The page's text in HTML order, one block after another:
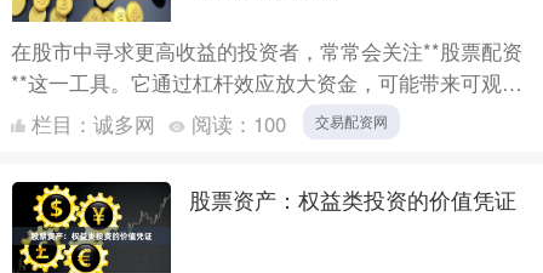
在股市中寻求更高收益的投资者，常常会关注**股票配资
**这一工具。它通过杠杆效应放大资金，可能带来可观的
回报，但同时也伴随着更高的风险。选择一家**安全正规
**....
栏目： 诚多网 阅读： 100 交易配资网
股票资产：权益类投资的价值凭证